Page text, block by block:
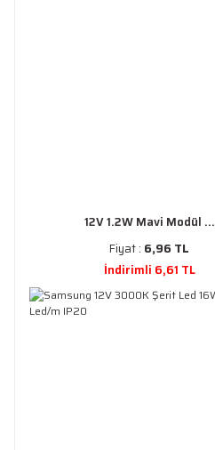
12V 1.2W Mavi Modül ...
Fiyat : 6,96 TL
İndirimli 6,61 TL